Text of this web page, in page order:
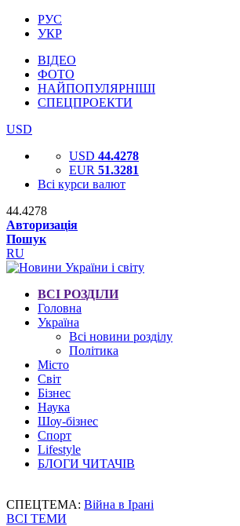
РУС
УКР
ВІДЕО
ФОТО
НАЙПОПУЛЯРНІШІ
СПЕЦПРОЕКТИ
USD
USD 44.4278
EUR 51.3281
Всі курси валют
44.4278
Авторизація
Пошук
RU
ВСІ РОЗДІЛИ
Головна
Україна
Всі новини розділу
Політика
Місто
Світ
Бізнес
Наука
Шоу-бізнес
Спорт
Lifestyle
БЛОГИ ЧИТАЧІВ
СПЕЦТЕМА: Війна в Ірані
ВСІ ТЕМИ